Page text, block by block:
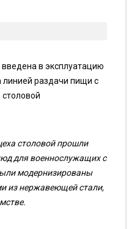
в эксплуатацию
линией раздачи пищи с
столовой прошли
для военнослужащих с
модернизированы
из нержавеющей стали,